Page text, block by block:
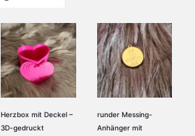
Herzbox mit Deckel –
3D-gedruckt
runder Messing-
Anhänger mit